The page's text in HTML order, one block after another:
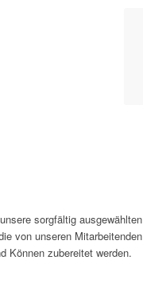
sorgfältig ausgewählten
von unseren Mitarbeitenden
Können zubereitet werden.